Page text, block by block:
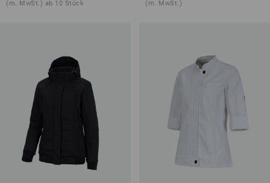
(m. MwSt.) ab 10 Stück (m. MwSt.)